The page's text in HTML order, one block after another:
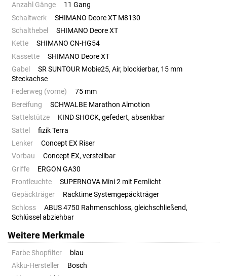
Anzahl Gänge
11 Gang
Schaltwerk
SHIMANO Deore XT M8130
Schalthebel
SHIMANO Deore XT
Kette
SHIMANO CN-HG54
Kassette
SHIMANO Deore XT
Gabel
SR SUNTOUR Mobie25, Air, blockierbar, 15 mm
Steckachse
Federweg (vorne)
75 mm
Bereifung
SCHWALBE Marathon Almotion
Sattelstütze
KIND SHOCK, gefedert, absenkbar
Sattel
fizik Terra
Lenker
Concept EX Riser
Vorbau
Concept EX, verstellbar
Griffe
ERGON GA30
Frontleuchte
SUPERNOVA Mini 2 mit Fernlicht
Gepäckträger
Racktime Systemgepäckträger
Schloss
ABUS 4750 Rahmenschloss, gleichschließend,
Schlüssel abziehbar
Weitere Merkmale
Farbe Shopfilter
blau
Akku-Hersteller
Bosch